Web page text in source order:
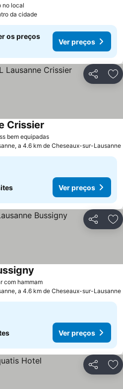
no local
da cidade
os preços
Ver preços
Partilhar
bem equipadas
Crissier
a 4.6 km de Cheseaux-sur-Lausanne
Ver preços
Partilhar
com hammam
a 4.6 km de Cheseaux-sur-Lausanne
Ver preços
Partilhar